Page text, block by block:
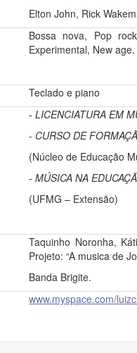
Elton John, Rick
Bossa nova, Pop
Experimental, New age.
Teclado e piano
- LICENCIATURA EM
- CURSO DE
(Núcleo de Educação
- MÚSICA NA
(UFMG – Extensão)
Taquinho Noronha,
Projeto: “A musica de
Banda Brigite.
www.myspace.com/